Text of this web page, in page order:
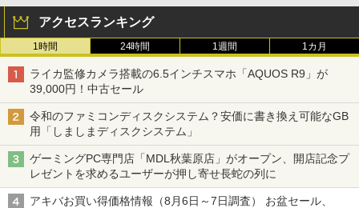
アクセスランキング
1時間 24時間 1週間 1カ月
ライカ監修カメラ搭載の6.5インチスマホ「AQUOS R9」が
39,000円！中古セール
令和のファミコンディスクシステム？安価に書き換え可能なGB
用「しましまディスクシステム」
ゲーミングPC専門店「MDL秋葉原店」がオープン、開店記念プ
レゼントを求めるユーザーが押し寄せ長蛇の列に
アキバお買い得価格情報（8月6日～7日調査） お盆セール、